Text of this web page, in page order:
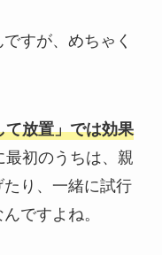
すが、めちゃく
て放置」では効果
最初のうちは、親
り、一緒に試行
ですよね。